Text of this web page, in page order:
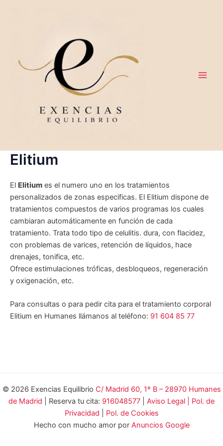
Elitium
El Elitium es el numero uno en los tratamientos
personalizados de zonas especificas. El Elitium dispone de
tratamientos compuestos de varios programas los cuales
cambiaran automáticamente en función de cada
tratamiento. Trata todo tipo de celulitis. dura, con flacidez,
con problemas de varices, retención de líquidos, hace
drenajes, tonifica, etc.
Ofrece estimulaciones tróficas, desbloqueos, regeneración
y oxigenación, etc.
Para consultas o para pedir cita para el tratamiento corporal
Elitium en Humanes llámanos al teléfono: 91 604 85 77
© 2026 Exencias Equilibrio C/ Madrid 60, 1º B – 28970 Humanes
de Madrid | Reserva tu cita: 916048577
Aviso Legal | Pol. de
Privacidad
Pol. de Cookies
Hecho con mucho amor por Anuncios Google